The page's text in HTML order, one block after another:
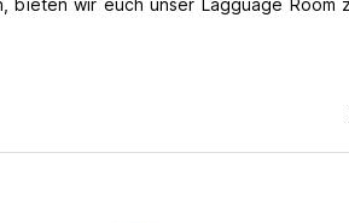
besser kennenzulernen und in die
Küche ist von 12:00 - 22:00
Mikrowelle zur Verfügung, um
dass für einen kleinen Aufpreis an